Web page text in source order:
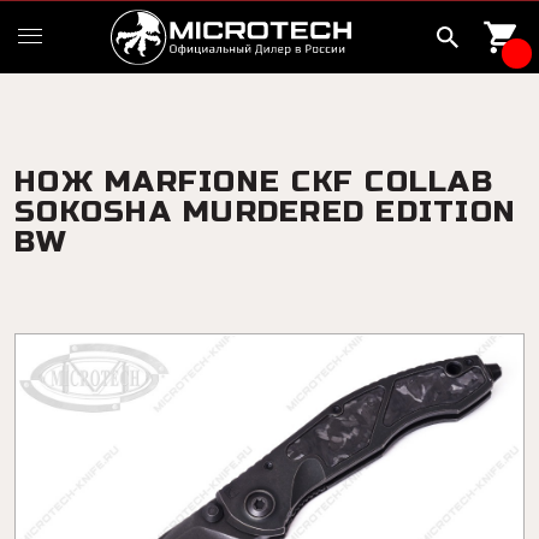
НОЖ MARFIONE CKF COLLAB
SOKOSHA MURDERED EDITION
BW